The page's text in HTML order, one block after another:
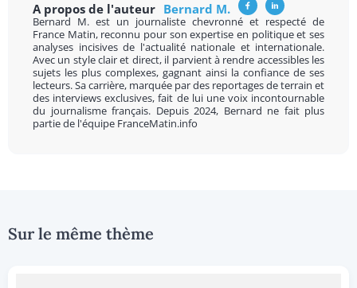
A propos de l'auteur Bernard M.
Bernard M. est un journaliste chevronné et respecté de
France Matin, reconnu pour son expertise en politique et ses
analyses incisives de l'actualité nationale et internationale.
Avec un style clair et direct, il parvient à rendre accessibles les
sujets les plus complexes, gagnant ainsi la confiance de ses
lecteurs. Sa carrière, marquée par des reportages de terrain et
des interviews exclusives, fait de lui une voix incontournable
du journalisme français. Depuis 2024, Bernard ne fait plus
partie de l'équipe FranceMatin.info
Sur le même thème